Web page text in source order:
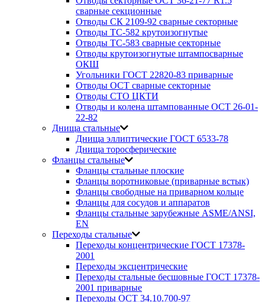
сварные секционные
Отводы СК 2109-92 сварные секторные
Отводы ТС-582 крутоизогнутые
Отводы ТС-583 сварные секторные
Отводы крутоизогнутые штампосварные
ОКШ
Угольники ГОСТ 22820-83 приварные
Отводы ОСТ сварные секторные
Отводы СТО ЦКТИ
Отводы и колена штампованные ОСТ 26-01-
22-82
Днища стальные
Днища эллиптические ГОСТ 6533-78
Днища торосферические
Фланцы стальные
Фланцы стальные плоские
Фланцы воротниковые (приварные встык)
Фланцы свободные на приварном кольце
Фланцы для сосудов и аппаратов
Фланцы стальные зарубежные ASME/ANSI,
EN
Переходы стальные
Переходы концентрические ГОСТ 17378-
2001
Переходы эксцентрические
Переходы стальные бесшовные ГОСТ 17378-
2001 приварные
Переходы ОСТ 34.10.700-97